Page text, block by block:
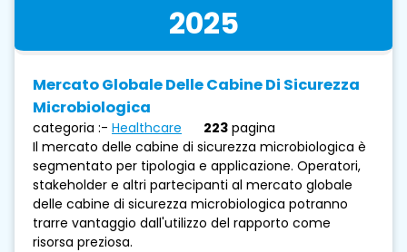
2025
Mercato Globale Delle Cabine Di Sicurezza
Microbiologica
categoria :- Healthcare 223 pagina
Il mercato delle cabine di sicurezza microbiologica è
segmentato per tipologia e applicazione. Operatori,
stakeholder e altri partecipanti al mercato globale
delle cabine di sicurezza microbiologica potranno
trarre vantaggio dall'utilizzo del rapporto come
risorsa preziosa.